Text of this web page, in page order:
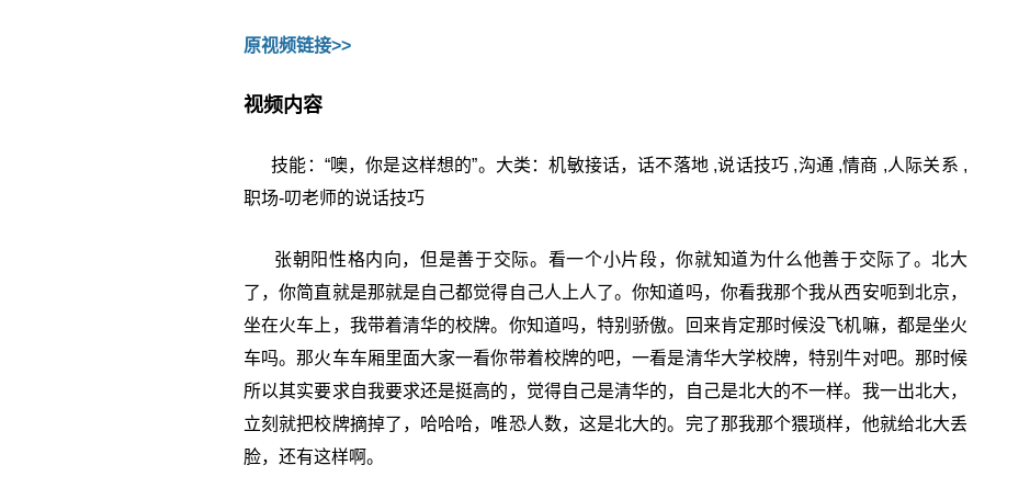
原视频链接>>
视频内容
技能：“噢，你是这样想的”。大类：机敏接话，话不落地 ,说话技巧 ,沟通 ,情商 ,人际关系 ,
职场-叨老师的说话技巧
张朝阳性格内向，但是善于交际。看一个小片段，你就知道为什么他善于交际了。北大
了，你简直就是那就是自己都觉得自己人上人了。你知道吗，你看我那个我从西安呃到北京，
坐在火车上，我带着清华的校牌。你知道吗，特别骄傲。回来肯定那时候没飞机嘛，都是坐火
车吗。那火车车厢里面大家一看你带着校牌的吧，一看是清华大学校牌，特别牛对吧。那时候
所以其实要求自我要求还是挺高的，觉得自己是清华的，自己是北大的不一样。我一出北大，
立刻就把校牌摘掉了，哈哈哈，唯恐人数，这是北大的。完了那我那个猥琐样，他就给北大丢
脸，还有这样啊。